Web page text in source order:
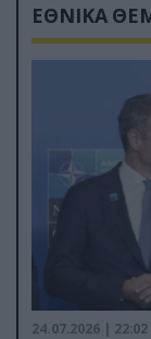
ΕΘΝΙΚΑ
24.07.2026 | 22:02